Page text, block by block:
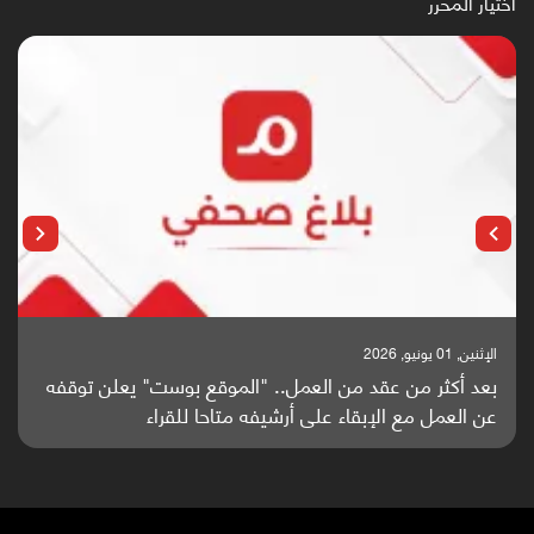
الإثنين, 25 مايو, 2026
باحثون من اليمن يدخلون سباق أبحاث ألزهايمر بدراسة
واعدة منشورة عالميا (ترجمة)